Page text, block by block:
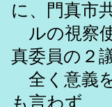
に、門真市
ルの視察
真委員の２
全く意義
も言わず、